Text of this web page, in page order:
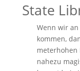
State
Wenn wir
kommen,
meterhohen
nahezu